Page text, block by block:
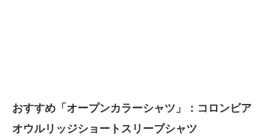
おすすめ「オープンカラーシャツ」：コロンビア
オウルリッジショートスリーブシャツ